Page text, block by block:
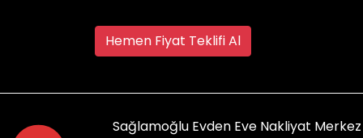
Hemen Fiyat Teklifi Al
Sağlamoğlu Evden Eve Nakliyat